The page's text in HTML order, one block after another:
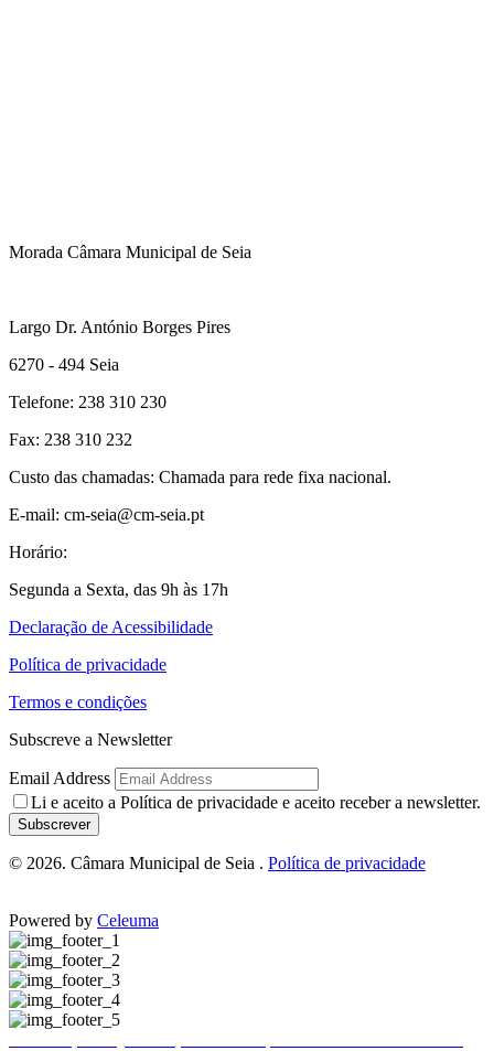
Morada Câmara Municipal de Seia
Largo Dr. António Borges Pires
6270 - 494 Seia
Telefone: 238 310 230
Fax: 238 310 232
Custo das chamadas: Chamada para rede fixa nacional.
E-mail: cm-seia@cm-seia.pt
Horário:
Segunda a Sexta, das 9h às 17h
Declaração de Acessibilidade
Política de privacidade
Termos e condições
Subscreve a Newsletter
Email Address
Li e aceito a Política de privacidade e aceito receber a newsletter.
Subscrever
© 2026. Câmara Municipal de Seia . Política de privacidade
Powered by Celeuma